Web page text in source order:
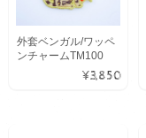
外套ベンガル/ワッペ
ンチャームTM100
¥3,850